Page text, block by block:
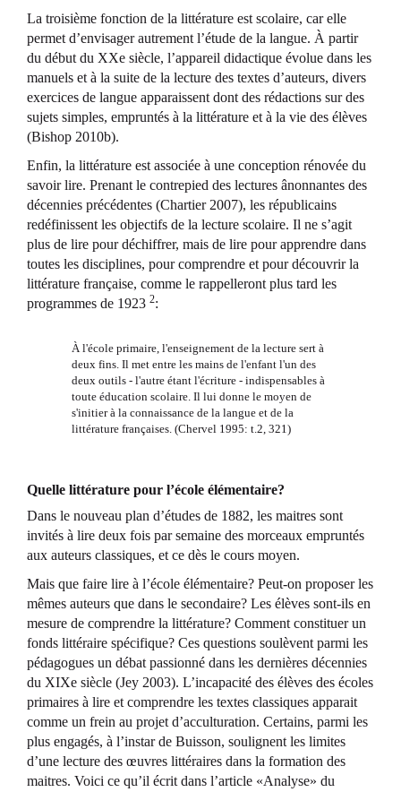
La troisième fonction de la littérature est scolaire, car elle
permet d’envisager autrement l’étude de la langue. À partir
du début du XXe siècle, l’appareil didactique évolue dans les
manuels et à la suite de la lecture des textes d’auteurs, divers
exercices de langue apparaissent dont des rédactions sur des
sujets simples, empruntés à la littérature et à la vie des élèves
(Bishop 2010b).
Enfin, la littérature est associée à une conception rénovée du
savoir lire. Prenant le contrepied des lectures ânonnantes des
décennies précédentes (Chartier 2007), les républicains
redéfinissent les objectifs de la lecture scolaire. Il ne s’agit
plus de lire pour déchiffrer, mais de lire pour apprendre dans
toutes les disciplines, pour comprendre et pour découvrir la
littérature française, comme le rappelleront plus tard les
programmes de 1923 2:
À l'école primaire, l'enseignement de la lecture sert à
deux fins. Il met entre les mains de l'enfant l'un des
deux outils - l'autre étant l'écriture - indispensables à
toute éducation scolaire. Il lui donne le moyen de
s'initier à la connaissance de la langue et de la
littérature françaises. (Chervel 1995: t.2, 321)
Quelle littérature pour l’école élémentaire?
Dans le nouveau plan d’études de 1882, les maitres sont
invités à lire deux fois par semaine des morceaux empruntés
aux auteurs classiques, et ce dès le cours moyen.
Mais que faire lire à l’école élémentaire? Peut-on proposer les
mêmes auteurs que dans le secondaire? Les élèves sont-ils en
mesure de comprendre la littérature? Comment constituer un
fonds littéraire spécifique? Ces questions soulèvent parmi les
pédagogues un débat passionné dans les dernières décennies
du XIXe siècle (Jey 2003). L’incapacité des élèves des écoles
primaires à lire et comprendre les textes classiques apparait
comme un frein au projet d’acculturation. Certains, parmi les
plus engagés, à l’instar de Buisson, soulignent les limites
d’une lecture des œuvres littéraires dans la formation des
maitres. Voici ce qu’il écrit dans l’article «Analyse» du